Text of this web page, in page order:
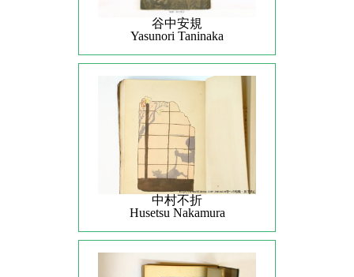
谷中安規
Yasunori Taninaka
中村不折
Husetsu Nakamura